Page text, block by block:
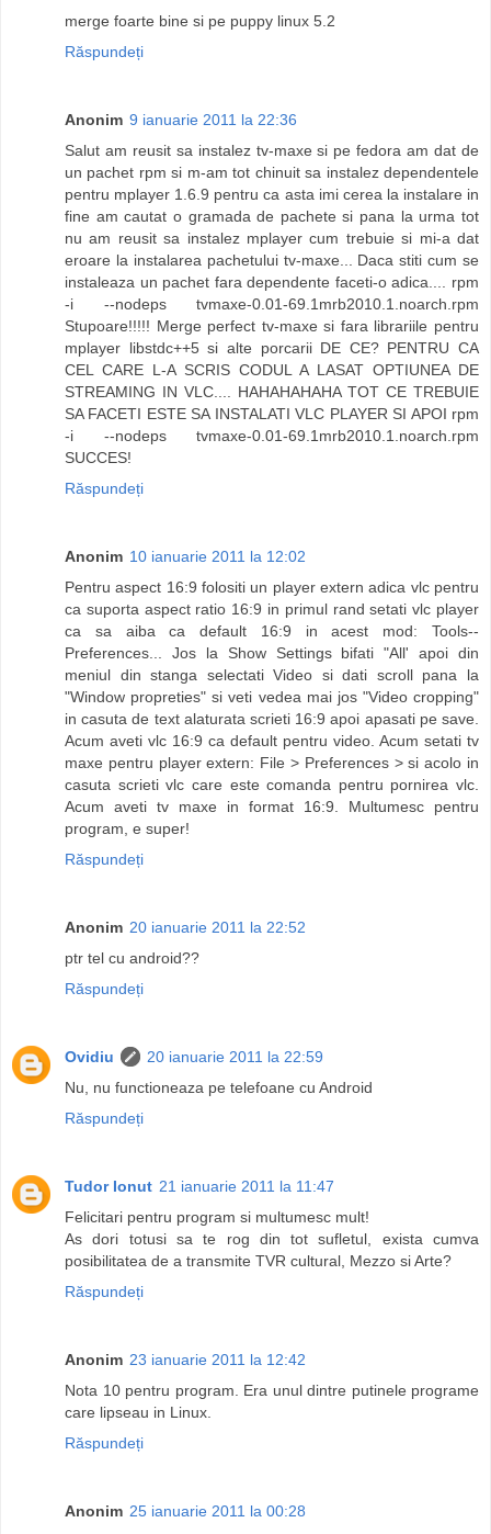
merge foarte bine si pe puppy linux 5.2
Răspundeți
Anonim 9 ianuarie 2011 la 22:36
Salut am reusit sa instalez tv-maxe si pe fedora am dat de
un pachet rpm si m-am tot chinuit sa instalez dependentele
pentru mplayer 1.6.9 pentru ca asta imi cerea la instalare in
fine am cautat o gramada de pachete si pana la urma tot
nu am reusit sa instalez mplayer cum trebuie si mi-a dat
eroare la instalarea pachetului tv-maxe... Daca stiti cum se
instaleaza un pachet fara dependente faceti-o adica.... rpm
-i --nodeps tvmaxe-0.01-69.1mrb2010.1.noarch.rpm
Stupoare!!!!! Merge perfect tv-maxe si fara librariile pentru
mplayer libstdc++5 si alte porcarii DE CE? PENTRU CA
CEL CARE L-A SCRIS CODUL A LASAT OPTIUNEA DE
STREAMING IN VLC.... HAHAHAHAHA TOT CE TREBUIE
SA FACETI ESTE SA INSTALATI VLC PLAYER SI APOI rpm
-i --nodeps tvmaxe-0.01-69.1mrb2010.1.noarch.rpm
SUCCES!
Răspundeți
Anonim 10 ianuarie 2011 la 12:02
Pentru aspect 16:9 folositi un player extern adica vlc pentru
ca suporta aspect ratio 16:9 in primul rand setati vlc player
ca sa aiba ca default 16:9 in acest mod: Tools--
Preferences... Jos la Show Settings bifati "All' apoi din
meniul din stanga selectati Video si dati scroll pana la
"Window propreties" si veti vedea mai jos "Video cropping"
in casuta de text alaturata scrieti 16:9 apoi apasati pe save.
Acum aveti vlc 16:9 ca default pentru video. Acum setati tv
maxe pentru player extern: File > Preferences > si acolo in
casuta scrieti vlc care este comanda pentru pornirea vlc.
Acum aveti tv maxe in format 16:9. Multumesc pentru
program, e super!
Răspundeți
Anonim 20 ianuarie 2011 la 22:52
ptr tel cu android??
Răspundeți
Ovidiu
20 ianuarie 2011 la 22:59
Nu, nu functioneaza pe telefoane cu Android
Răspundeți
Tudor Ionut 21 ianuarie 2011 la 11:47
Felicitari pentru program si multumesc mult!
As dori totusi sa te rog din tot sufletul, exista cumva
posibilitatea de a transmite TVR cultural, Mezzo si Arte?
Răspundeți
Anonim 23 ianuarie 2011 la 12:42
Nota 10 pentru program. Era unul dintre putinele programe
care lipseau in Linux.
Răspundeți
Anonim 25 ianuarie 2011 la 00:28